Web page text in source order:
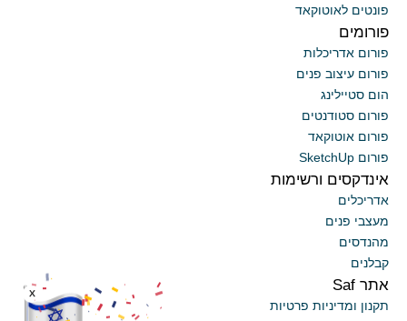
פונטים לאוטוקאד
פורומים
פורום אדריכלות
פורום עיצוב פנים
הום סטיילינג
פורום סטודנטים
פורום אוטוקאד
פורום SketchUp
אינדקסים ורשימות
אדריכלים
מעצבי פנים
מהנדסים
קבלנים
אתר Saf
תקנון ומדיניות פרטיות
x